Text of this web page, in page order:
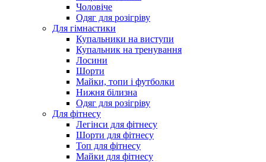
Чоловіче
Одяг для розігріву
Для гімнастики
Купальники на виступи
Купальник на тренування
Лосини
Шорти
Майки, топи і футболки
Нижня білизна
Одяг для розігріву
Для фітнесу
Легінси для фітнесу
Шорти для фітнесу
Топ для фітнесу
Майки для фітнесу